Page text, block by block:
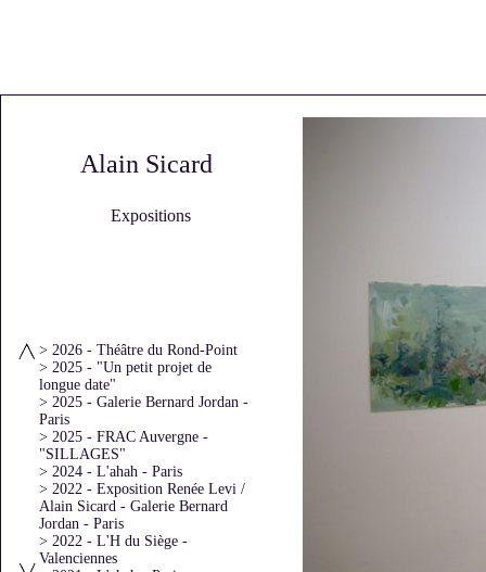
Alain Sicard
Expositions
> 2026 - Théâtre du Rond-Point
> 2025 - "Un petit projet de
longue date"
> 2025 - Galerie Bernard Jordan -
Paris
> 2025 - FRAC Auvergne -
"SILLAGES"
> 2024 - L'ahah - Paris
> 2022 - Exposition Renée Levi /
Alain Sicard - Galerie Bernard
Jordan - Paris
> 2022 - L'H du Siège -
Valenciennes